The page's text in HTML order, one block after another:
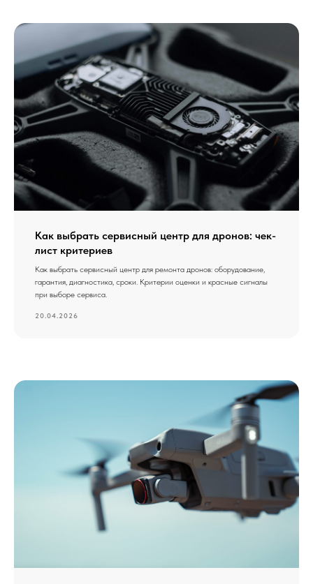
Как выбрать сервисный центр для дронов: чек-
лист критериев
Как выбрать сервисный центр для ремонта дронов: оборудование,
гарантия, диагностика, сроки. Критерии оценки и красные сигналы
при выборе сервиса.
20.04.2026